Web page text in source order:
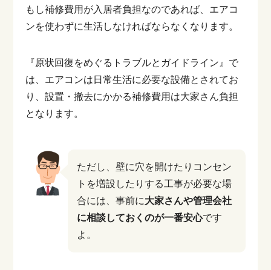
もし補修費用が入居者負担なのであれば、エアコ
ンを使わずに生活しなければならなくなります。
『原状回復をめぐるトラブルとガイドライン』で
は、エアコンは日常生活に必要な設備とされてお
り、設置・撤去にかかる補修費用は大家さん負担
となります。
ただし、壁に穴を開けたりコンセン
トを増設したりする工事が必要な場
合には、事前に大家さんや管理会社
に相談しておくのが一番安心です
よ。